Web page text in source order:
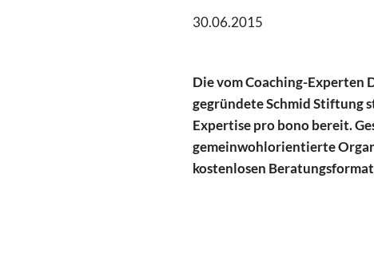
30.06.2015
Die vom Coaching-Experten
gegründete Schmid Stiftung
Expertise pro bono bereit.
gemeinwohlorientierte
kostenlosen